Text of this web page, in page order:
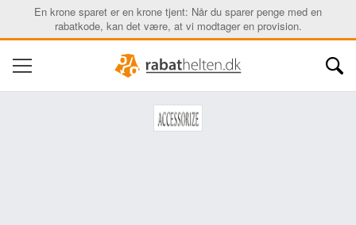
En krone sparet er en krone tjent: Når du sparer penge med en
rabatkode, kan det være, at vi modtager en provision.